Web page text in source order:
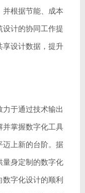
并根据节能、成本
设计的协同工作提
享设计数据，提升
于通过技术输出
并掌握数字化工具
迈上新的台阶。据
量身定制的数字化
字化设计的顺利